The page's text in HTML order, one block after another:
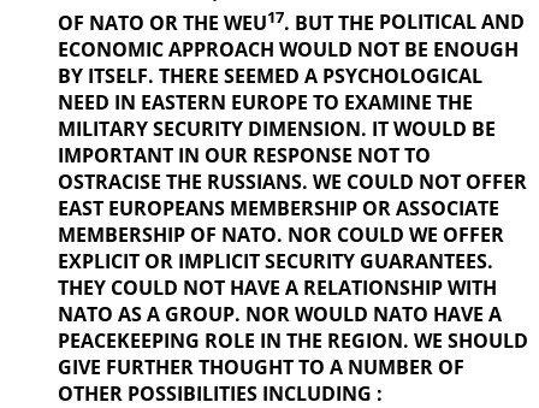
OF NATO OR THE WEU17. BUT THE POLITICAL AND
ECONOMIC APPROACH WOULD NOT BE ENOUGH
BY ITSELF. THERE SEEMED A PSYCHOLOGICAL
NEED IN EASTERN EUROPE TO EXAMINE THE
MILITARY SECURITY DIMENSION. IT WOULD BE
IMPORTANT IN OUR RESPONSE NOT TO
OSTRACISE THE RUSSIANS. WE COULD NOT OFFER
EAST EUROPEANS MEMBERSHIP OR ASSOCIATE
MEMBERSHIP OF NATO. NOR COULD WE OFFER
EXPLICIT OR IMPLICIT SECURITY GUARANTEES.
THEY COULD NOT HAVE A RELATIONSHIP WITH
NATO AS A GROUP. NOR WOULD NATO HAVE A
PEACEKEEPING ROLE IN THE REGION. WE SHOULD
GIVE FURTHERTHOUGHT TO A NUMBER OF
OTHER POSSIBILITIES INCLUDING :